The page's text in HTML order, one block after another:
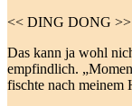
<< DING DONG >>
Das kann ja wohl
empfindlich.
fischte nach meinem